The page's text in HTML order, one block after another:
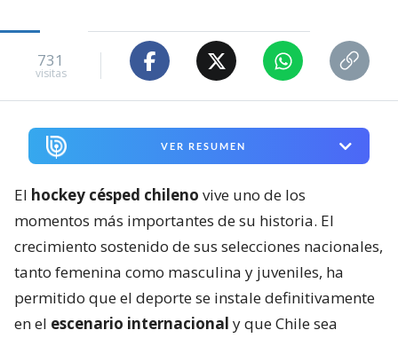
731
visitas
VER RESUMEN
El hockey césped chileno vive uno de los
momentos más importantes de su historia. El
crecimiento sostenido de sus selecciones nacionales,
tanto femenina como masculina y juveniles, ha
permitido que el deporte se instale definitivamente
en el escenario internacional y que Chile sea